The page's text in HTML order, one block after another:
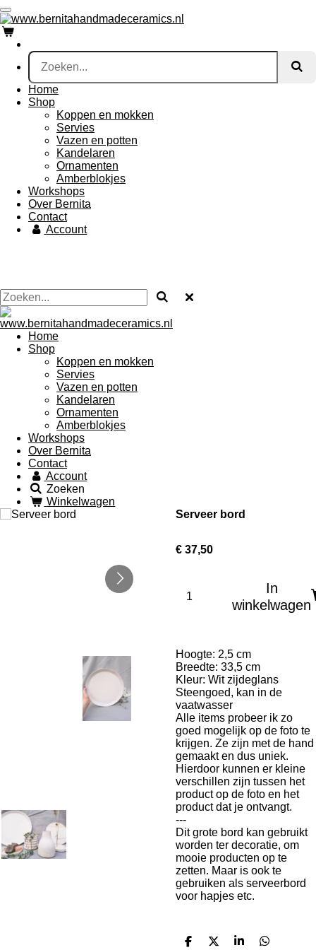
Ga
direct
naar
de
hoofdinhoud
Home
Shop
Koppen en mokken
Servies
Vazen en potten
Kandelaren
Ornamenten
Amberblokjes
Workshops
Over Bernita
Contact
Account
Home
Shop
Koppen en mokken
Servies
Vazen en potten
Kandelaren
Ornamenten
Amberblokjes
Workshops
Over Bernita
Contact
Account
Zoeken
Winkelwagen
Serveer bord
€ 37,50
In
winkelwagen
Hoogte: 2,5 cm
Breedte: 33,5 cm
Kleur: Wit zijdeglans
Steengoed, kan in de
vaatwasser
Alle items probeer ik zo
goed mogelijk op de foto te
krijgen. Ze zijn met de hand
gemaakt en dus uniek.
Hierdoor kunnen er kleine
verschillen zijn tussen het
product op de foto en het
product dat je ontvangt.
---
Dit grote bord kan gebruikt
worden ter decoratie, om
mooie producten op te
zetten. Maar is ook te
gebruiken als serveerbord
voor hapjes etc.
D D S D